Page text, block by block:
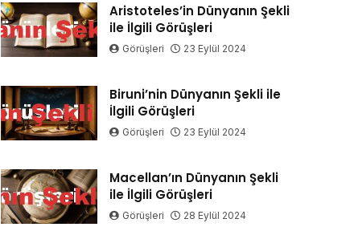
Aristoteles’in Dünyanın Şekli
ile İlgili Görüşleri
Görüşleri 23 Eylül 2024
Biruni’nin Dünyanın Şekli ile
İlgili Görüşleri
Görüşleri 23 Eylül 2024
Macellan’ın Dünyanın Şekli
ile İlgili Görüşleri
Görüşleri 28 Eylül 2024